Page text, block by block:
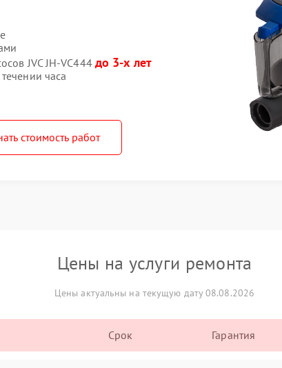
JVC JH-VC444 до 3-х лет
часа
стоимость работ
Цены на услуги ремонта
Цены актуальны на текущую дату 08.08.2026
Срок Гарантия